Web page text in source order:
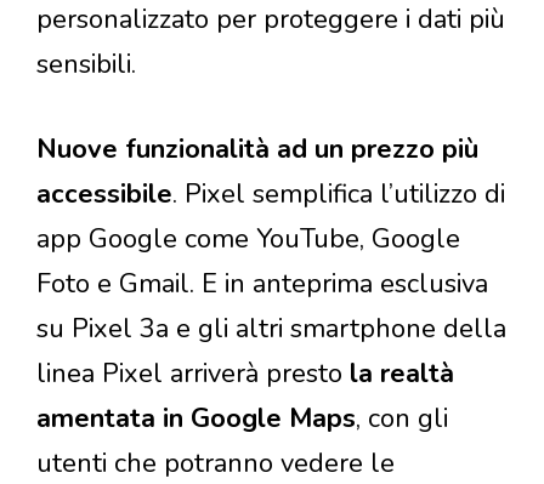
personalizzato per proteggere i dati più
sensibili.
Nuove funzionalità ad un prezzo più
accessibile. Pixel semplifica l’utilizzo di
app Google come YouTube, Google
Foto e Gmail. E in anteprima esclusiva
su Pixel 3a e gli altri smartphone della
linea Pixel arriverà presto la realtà
amentata in Google Maps, con gli
utenti che potranno vedere le